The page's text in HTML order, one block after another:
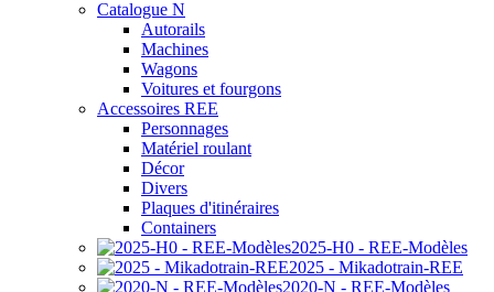
Catalogue N
Autorails
Machines
Wagons
Voitures et fourgons
Accessoires REE
Personnages
Matériel roulant
Décor
Divers
Plaques d'itinéraires
Containers
2025-H0 - REE-Modèles
2025 - Mikadotrain-REE
2020-N - REE-Modèles